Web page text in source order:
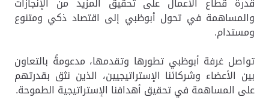
والمساهمة في تحول أبوظبي إلى اقتصاد ذكي ومتنوع
ومستدام.
تواصل غرفة أبوظبي تطورها وتقدمها، مدعومةً بالتعاون
بين الأعضاء وشركائنا الإستراتيجيين، الذين نثق بقدرتهم
على المساهمة في تحقيق أهدافنا الإستراتيجية الطموحة.